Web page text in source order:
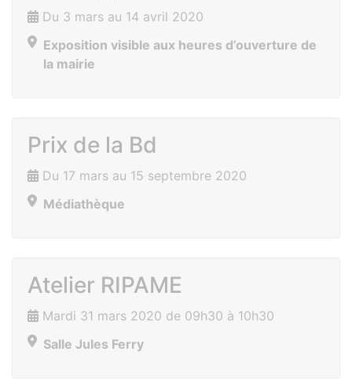
Du 3 mars au 14 avril 2020
Exposition visible aux heures d’ouverture de
la mairie
Prix de la Bd
Du 17 mars au 15 septembre 2020
Médiathèque
Atelier RIPAME
Mardi 31 mars 2020 de 09h30 à 10h30
Salle Jules Ferry